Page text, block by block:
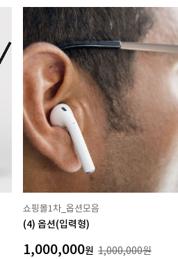
쇼핑몰1차_옵션모음
(4) 옵션(입력형)
1,000,000원 1,000,000원